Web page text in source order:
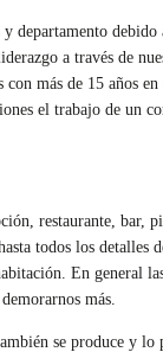
a través de
más de 15 años
el trabajo de un
restaurante, bar,
todos los
En general
más.
se produce y